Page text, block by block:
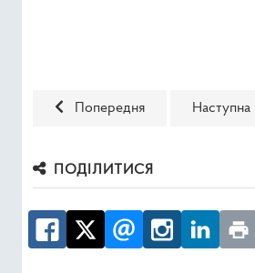
Попередня стаття: ЧАЕС
Попередня Наступна
ПОДІЛИТИСЯ